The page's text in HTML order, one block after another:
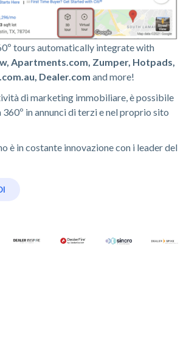
tours automatically integrate with
Apartments.com, Zumper, Hotpads,
Dealer.com and more!
di marketing immobiliare, è possibile
in annunci di terzi e nel proprio sito
è in costante innovazione con i leader del